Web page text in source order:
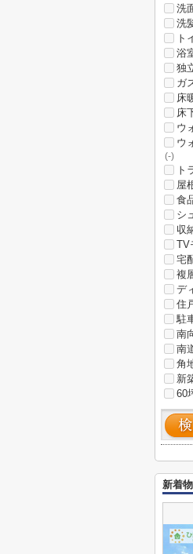
洗
洗
ト
浴
独
ガ
床
床
ウ
ウ
(-)
ト
屋
食
シ
収
TV
宅
複
デ
住
駐
南
南
角
新
60
新着